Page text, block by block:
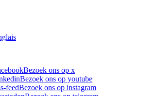
Bezoek ons op x
Bezoek ons op youtube
feedBezoek ons op instagram